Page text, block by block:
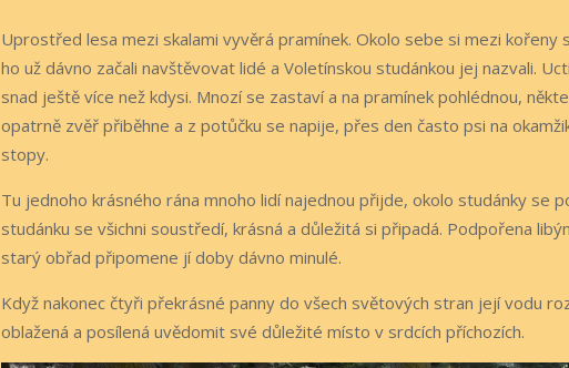
Uprostřed lesa mezi skalami vyvěrá pramínek. Okolo sebe si mezi
ho už dávno začali navštěvovat lidé a Voletínskou studánkou jej nazvali.
snad ještě více než kdysi. Mnozí se zastaví a na pramínek pohlédnou,
opatrně zvěř přiběhne a z potůčku se napije, přes den často psi na
stopy.
Tu jednoho krásného rána mnoho lidí najednou přijde, okolo studánky se
studánku se všichni soustředí, krásná a důležitá si připadá. Podpořena
starý obřad připomene jí doby dávno minulé.
Když nakonec čtyři překrásné panny do všech světových stran její vodu
oblažená a posílená uvědomit své důležité místo v srdcích příchozích.